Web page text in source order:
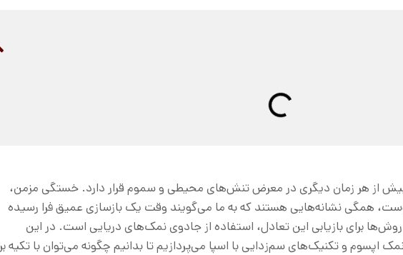
بیش از هر زمان دیگری در معرض تنش‌های محیطی و سموم قرار دارد. خستگی مزمن،
همگی نشانه‌هایی هستند که به ما می‌گویند وقت یک بازسازی عمیق فرا رسیده
برای بازیابی این تعادل، استفاده از جادوی نمک‌های دریایی است. در این
اپسوم و تکنیک‌های سم‌زدایی با اسپا می‌پردازیم تا بدانیم چگونه می‌توان با تکیه بر